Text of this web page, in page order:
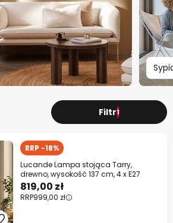
Filtr1
RRP -18%
Lucande Lampa stojąca Tarry,
drewno, wysokość 137 cm, 4 x E27
819,00 zł
RRP999,00 zł